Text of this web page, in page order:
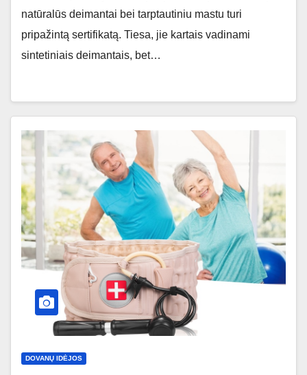
natūralūs deimantai bei tarptautiniu mastu turi
pripažintą sertifikatą. Tiesa, jie kartais vadinami
sintetiniais deimantais, bet…
DOVANŲ IDĖJOS